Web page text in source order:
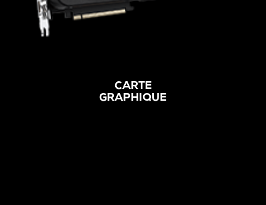
CARTE
GRAPHIQUE